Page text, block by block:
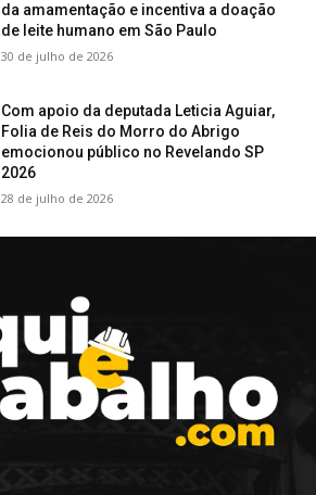
da amamentação e incentiva a doação
de leite humano em São Paulo
30 de julho de 2026
Com apoio da deputada Leticia Aguiar,
Folia de Reis do Morro do Abrigo
emocionou público no Revelando SP
2026
28 de julho de 2026